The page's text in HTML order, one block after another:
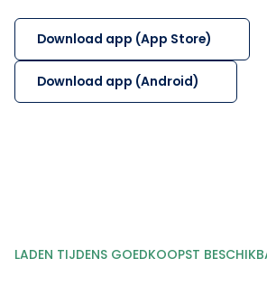
Download app (App Store)
Download app (Android)
LADEN TIJDENS GOEDKOOPST